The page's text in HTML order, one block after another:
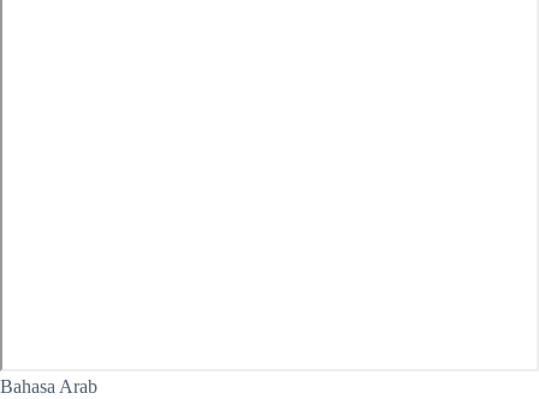
Bahasa Arab